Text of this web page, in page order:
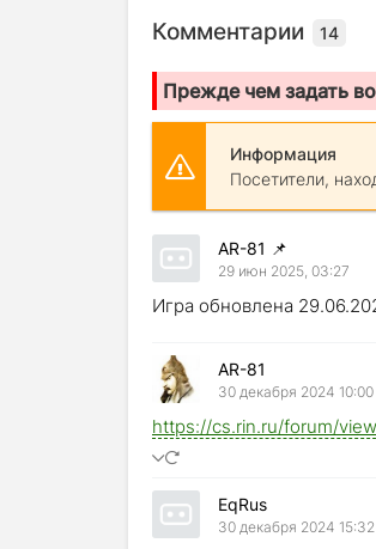
Комментарии 14
Прежде чем задать
Информация
Посетители,
AR-81 📌
29 июн 2025, 03:27
Игра обновлена
AR-81
30 декабря 2024 10:00
https://cs.rin.ru/forum/
EqRus
30 декабря 2024 15:32